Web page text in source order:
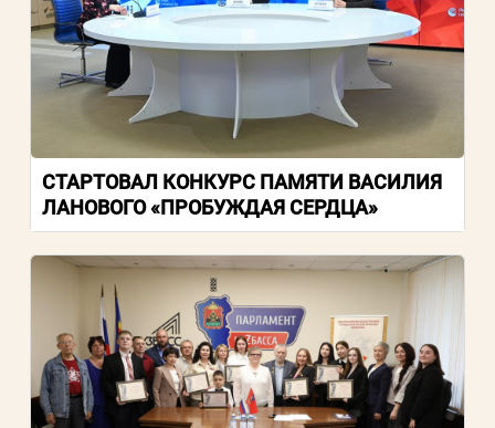
СТАРТОВАЛ КОНКУРС ПАМЯТИ ВАСИЛИЯ
ЛАНОВОГО «ПРОБУЖДАЯ СЕРДЦА»